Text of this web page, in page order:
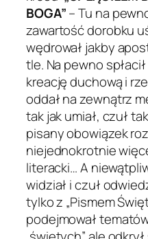
BOGA”– Tu na
zawartość dorobku
wędrował jakby
tle. Na pewno
kreację duchową i
oddał na zewnątrz
tak jak umiał, czuł
pisany obowiązek
niejednokrotnie
literacki… A
widział i czuł
tylko z „Pismem
podejmował